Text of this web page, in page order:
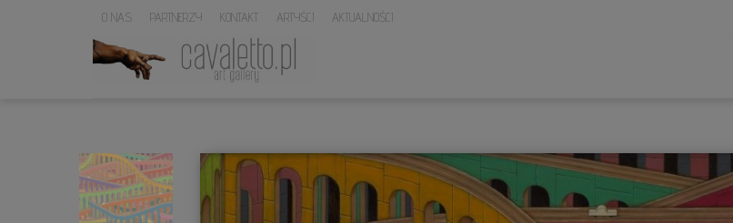
O NAS PARTNERZY KONTAKT ARTYŚCI AKTUALNOŚCI